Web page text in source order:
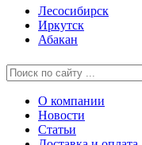
Лесосибирск
Иркутск
Абакан
О компании
Новости
Статьи